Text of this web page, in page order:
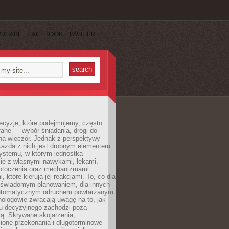
FACEBOOK TWITTER
które podejmujemy, często
— wybór śniadania, drogi do
wieczór. Jednak z perspektywy
z nich jest drobnym elementem
w którym jednostka
z własnymi nawykami, lękami,
oraz mechanizmami
które kierują jej reakcjami. To, co dla
planowaniem, dla innych
odruchem powtarzanym
zwracają uwagę na to, jak
decyzyjnego zachodzi poza
Skrywane skojarzenia,
przekonania i długoterminowe